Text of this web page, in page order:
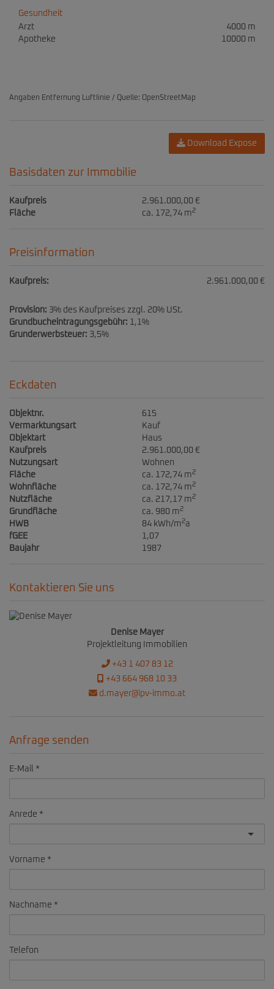
Gesundheit
Arzt
4000 m
Apotheke
10000 m
Angaben Entfernung Luftlinie / Quelle: OpenStreetMap
Download Expose
Basisdaten zur Immobilie
Kaufpreis
2.961.000,00 €
Fläche
ca. 172,74 m2
Preisinformation
Kaufpreis: 2.961.000,00 €
Provision: 3% des Kaufpreises zzgl. 20% USt.
Grundbucheintragungsgebühr: 1,1%
Grunderwerbsteuer: 3,5%
Eckdaten
Objektnr.
615
Vermarktungsart
Kauf
Objektart
Haus
Kaufpreis
2.961.000,00 €
Nutzungsart
Wohnen
Fläche
ca. 172,74 m2
Wohnfläche ca. 172,74 m2
Nutzfläche ca. 217,17 m2
Grundfläche ca. 980 m2
HWB 84 kWh/m2a
fGEE
1,07
Baujahr
1987
Kontaktieren Sie uns
Denise Mayer
Projektleitung Immobilien
+43 1 407 83 12
+43 664 968 10 33
d.mayer@ipv-immo.at
Anfrage senden
E-Mail
Anrede
Vorname
Nachname
Telefon